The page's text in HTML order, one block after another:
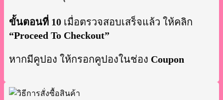
ขั้นตอนที่ 10 เมื่อตรวจสอบเสร็จแล้ว ให้คลิก
“Proceed To Checkout”
หากมีคูปอง ให้กรอกคูปองในช่อง Coupon